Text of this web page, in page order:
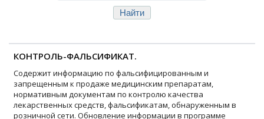
КОНТРОЛЬ-ФАЛЬСИФИКАТ.
Содержит информацию по фальсифицированным и
запрещенным к продаже медицинским препаратам,
нормативным документам по контролю качества
лекарственных средств, фальсификатам, обнаруженным в
розничной сети. Обновление информации в программе